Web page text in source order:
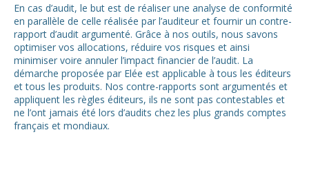
En cas d’audit, le but est de réaliser une analyse de conformité
en parallèle de celle réalisée par l’auditeur et fournir un contre-
rapport d’audit argumenté. Grâce à nos outils, nous savons
optimiser vos allocations, réduire vos risques et ainsi
minimiser voire annuler l’impact financier de l’audit. La
démarche proposée par Elée est applicable à tous les éditeurs
et tous les produits. Nos contre-rapports sont argumentés et
appliquent les règles éditeurs, ils ne sont pas contestables et
ne l’ont jamais été lors d’audits chez les plus grands comptes
français et mondiaux.